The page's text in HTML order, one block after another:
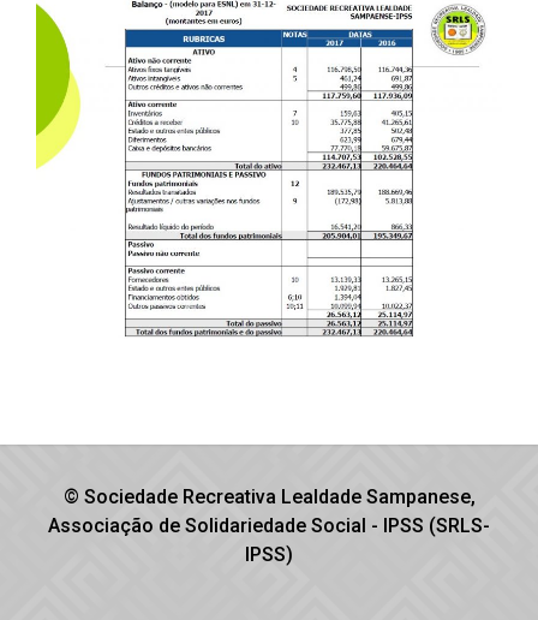
© Sociedade Recreativa Lealdade Sampanese,
Associação de Solidariedade Social - IPSS (SRLS-
IPSS)